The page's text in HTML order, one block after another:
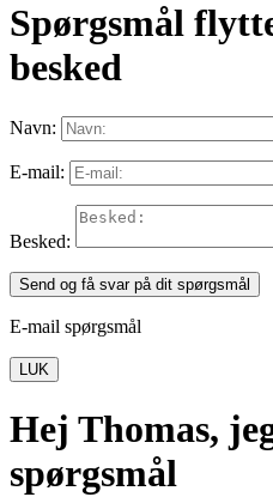
Spørgsmål
besked
Navn:
E-mail:
Besked:
Send og få svar på dit spørgsmål
E-mail spørgsmål
LUK
Hej Thomas,
spørgsmål